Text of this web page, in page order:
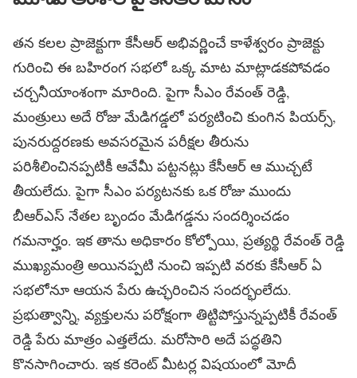
తన కలల ప్రాజెక్టుగా కేసీఆర్ అభివర్ణించే కాళేశ్వరం ప్రాజెక్టు
గురించి ఈ బహిరంగ సభలో ఒక్క మాట మాట్లాడకపోవడం
చర్చనీయాంశంగా మారింది. పైగా సీఎం రేవంత్ రెడ్డి,
మంత్రులు అదే రోజు మేడిగడ్డలో పర్యటించి కుంగిన పియర్స్,
పునరుద్దరణకు అవసరమైన పరీక్షల తీరును
పరిశీలించినప్పటికీ ఆవేమీ పట్టనట్లు కేసీఆర్ ఆ ముచ్చటే
తీయలేదు. పైగా సీఎం పర్యటనకు ఒక రోజు ముందు
బీఆర్ఎస్ నేతల బృందం మేడిగడ్డను సందర్శించడం
గమనార్హం. ఇక తాను అధికారం కోల్పోయి, ప్రత్యర్థి రేవంత్ రెడ్డి
ముఖ్యమంత్రి అయినప్పటి నుంచి ఇప్పటి వరకు కేసీఆర్ ఏ
సభలోనూ ఆయన పేరు ఉచ్ఛరించిన సందర్భంలేదు.
ప్రభుత్వాన్ని, వ్యక్తులను పరోక్షంగా తిట్టిపోస్తున్నప్పటికీ రేవంత్
రెడ్డి పేరు మాత్రం ఎత్తలేదు. మరోసారి అదే పద్ధతిని
కొనసాగించారు. ఇక కరెంట్ మీటర్ల విషయంలో మోదీ